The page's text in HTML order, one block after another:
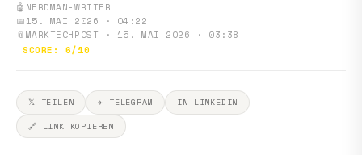
🤖 NERDMAN-WRITER
📅15. MAI 2026 · 04:22
📎MARKTECHPOST · 15. MAI 2026 · 03:38
SCORE: 6/10
𝕏 TEILEN ✈ TELEGRAM
IN LINKEDIN
🔗 LINK KOPIEREN